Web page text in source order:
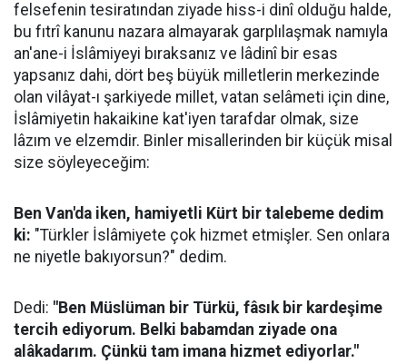
felsefenin tesiratından ziyade hiss-i dinî olduğu halde,
bu fıtrî kanunu nazara almayarak garplılaşmak namıyla
an'ane-i İslâmiyeyi bıraksanız ve lâdinî bir esas
yapsanız dahi, dört beş büyük milletlerin merkezinde
olan vilâyat-ı şarkiyede millet, vatan selâmeti için dine,
İslâmiyetin hakaikine kat'iyen tarafdar olmak, size
lâzım ve elzemdir. Binler misallerinden bir küçük misal
size söyleyeceğim:
Ben Van'da iken, hamiyetli Kürt bir talebeme dedim
ki: "Türkler İslâmiyete çok hizmet etmişler. Sen onlara
ne niyetle bakıyorsun?" dedim.
Dedi: "Ben Müslüman bir Türkü, fâsık bir kardeşime
tercih ediyorum. Belki babamdan ziyade ona
alâkadarım. Çünkü tam imana hizmet ediyorlar."